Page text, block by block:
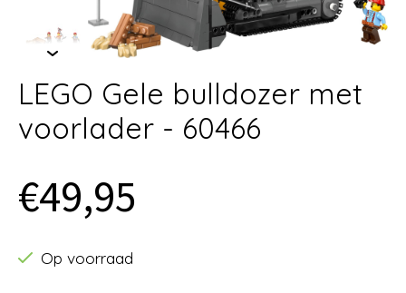
LEGO Gele bulldozer met
voorlader - 60466
€49,95
Op voorraad